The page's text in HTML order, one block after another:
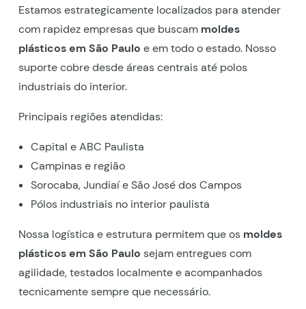
Estamos estrategicamente localizados para atender
com rapidez empresas que buscam moldes
plásticos em São Paulo e em todo o estado. Nosso
suporte cobre desde áreas centrais até polos
industriais do interior.
Principais regiões atendidas:
Capital e ABC Paulista
Campinas e região
Sorocaba, Jundiaí e São José dos Campos
Pólos industriais no interior paulista
Nossa logística e estrutura permitem que os moldes
plásticos em São Paulo sejam entregues com
agilidade, testados localmente e acompanhados
tecnicamente sempre que necessário.